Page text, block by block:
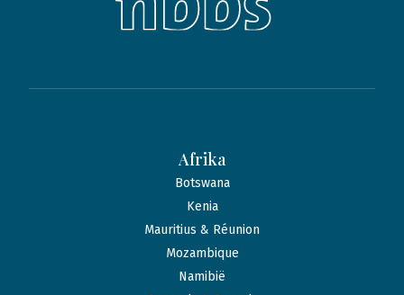
Afrika
Botswana
Kenia
Mauritius & Réunion
Mozambique
Namibië